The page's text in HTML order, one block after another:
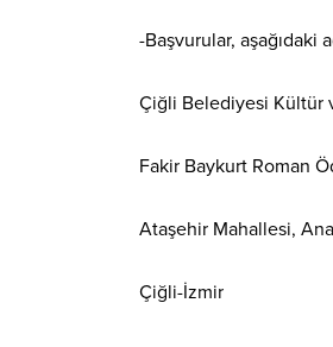
-Başvurular, aşağıdaki
Çiğli Belediyesi Kültür
Fakir Baykurt Roman
Ataşehir Mahallesi,
Çiğli-İzmir